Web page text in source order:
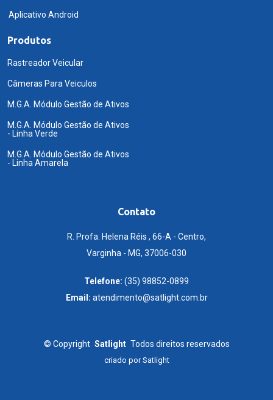
Aplicativo Android
Produtos
Rastreador Veicular
Câmeras Para Veiculos
M.G.A. Módulo Gestão de Ativos
M.G.A. Módulo Gestão de Ativos
- Linha Verde
M.G.A. Módulo Gestão de Ativos
- Linha Amarela
Contato
R. Profa. Helena Réis , 66-A - Centro,
Varginha - MG, 37006-030
Telefone: (35) 98852-0899
Email: atendimento@satlight.com.br
© Copyright Satlight Todos direitos reservados
criado porSatlight